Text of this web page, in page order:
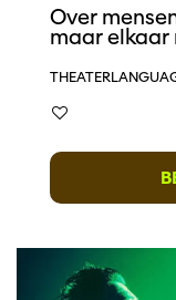
Over
maar elkaar
THEATER